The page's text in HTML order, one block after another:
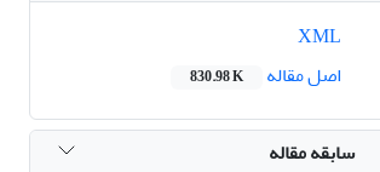
اصل مقاله
830.98 K
سابقه مقاله